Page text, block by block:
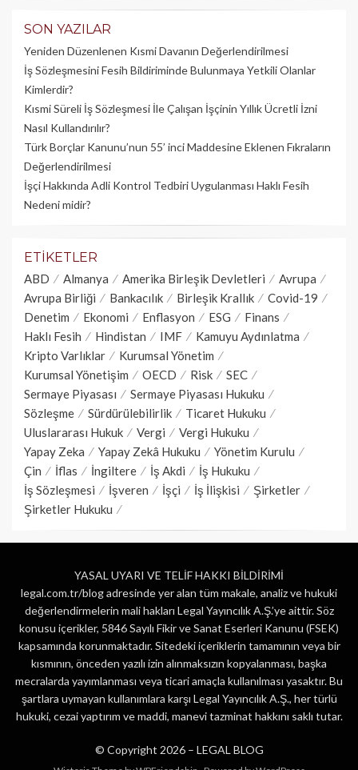
SON YAZILAR
Yeniden Düzenlenen Kısmi Davanın Değerlendirilmesi
İş Sözleşmesini Fesih Bildiriminde Bulunmaya Yetkili Olanlar
Kimlerdir?
Kısmi Süreli İş Sözleşmesi İle Çalışan İşçinin Yıllık Üc­retli İzni
Nasıl Kullandırılır?
Türk Borçlar Kanunu’nun 55’ inci Maddesine Eklenen Fıkraların
Değerlendirilmesi
İşçi Hakkında Adli Kontrol Tedbiri Uygulanması Haklı Fesih
Nedeni midir?
ETIKETLER
ABD Almanya Amerika Birleşik Devletleri
Avrupa
Avrupa Birliği
Bankacılık Birleşik Krallık
Covid-19
Denetim
Ekonomi Enflasyon ESG
Finans
Haklı Fesih
Hindistan IMF
Kamuyu Aydınlatma
Kripto Varlıklar
Kurumsal Yönetim
Kurumsal Yönetişim
OECD Risk
SEC
Sermaye Piyasası
Sermaye Piyasası Hukuku
Sözleşme
Sürdürülebilirlik
Ticaret Hukuku
Uluslararası Hukuk
Vergi
Vergi Hukuku
Yapay Zeka
Yapay Zekâ Hukuku
Yönetim Kurulu
Çin
İflas İngiltere İş Akdi
İş Hukuku
İş Sözleşmesi
İşveren İşçi İş İlişkisi
Şirketler
Şirketler Hukuku
YASAL UYARI VE TELİF HAKKI BİLDİRİMİ
legal.com.tr/blog adresinde yer alan tüm makale, analiz ve hukuki
değerlendirmelerin mali hakları Legal Yayıncılık A.Ş.’ye aittir. Söz
konusu içerikler, 5846 Sayılı Fikir ve Sanat Eserleri Kanunu (FSEK)
kapsamında korunmaktadır. Sitedeki içeriklerin tamamının veya bir
kısmının, önceden yazılı izin alınmaksızın kopyalanması, başka
mecralarda yayımlanması veya ticari amaçla kullanılması yasaktır. Bu
şartlara uymayan kullanımlara karşı Legal Yayıncılık A.Ş., her türlü
hukuki, cezai yaptırım ve maddi, manevi tazminat hakkını saklı tutar.
© Copyright 2026 – LEGAL BLOG